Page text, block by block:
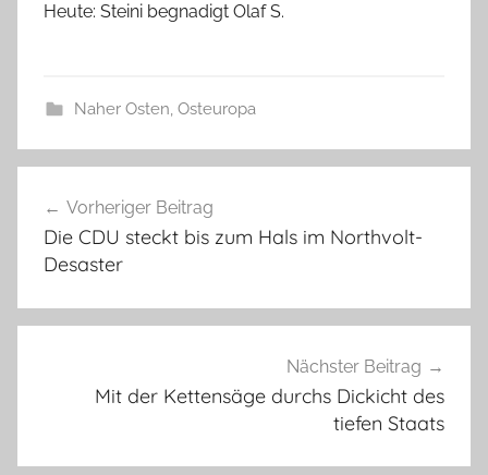
Heute: Steini begnadigt Olaf S.
Naher Osten, Osteuropa
Vorheriger Beitrag
Die CDU steckt bis zum Hals im Northvolt-
Desaster
Nächster Beitrag
Mit der Kettensäge durchs Dickicht des
tiefen Staats